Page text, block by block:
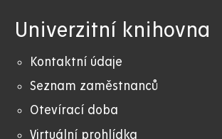
Univerzitní knihovna
Kontaktní údaje
Seznam zaměstnanců
Otevírací doba
Virtuální prohlídka